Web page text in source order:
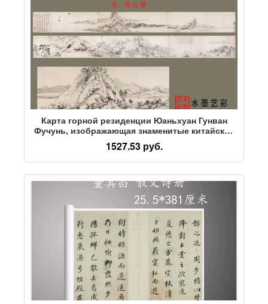
Карта горной резиденции Юаньхуан Гунван
Фучунь, изображающая знаменитые китайские
картины, оригинальная крупная микроструйная
копия высокой четкости, копия ретро-
декоративной живописи
1527.53 руб.